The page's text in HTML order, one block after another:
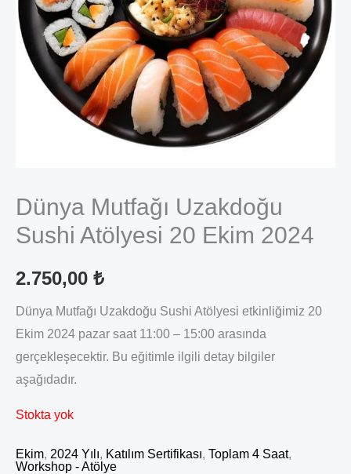
Dünya Mutfağı Uzakdoğu
Sushi Atölyesi 20 Ekim 2024
2.750,00 ₺
Dünya Mutfağı Uzakdoğu Sushi Atölyesi etkinliğimiz 20
Ekim 2024 pazar saat 11:00 – 15:00 arasında
gerçekleşecektir. Bu eğitimle ilgili detay bilgiler
aşağıdadır.
Stokta yok
Ekim, 2024 Yılı, Katılım Sertifikası, Toplam 4 Saat,
Workshop - Atölye